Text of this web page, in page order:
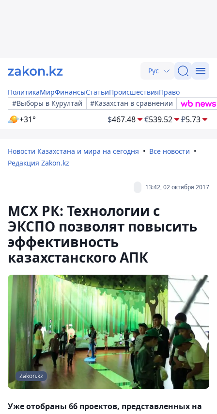
Рус
ПолитикаМирФинансыСтатьиПроисшествияПраво
#Выборы в Курултай
#Казахстан в сравнении
+31° $467.48 €539.52 ₽5.73
Новости Казахстана и мира на сегодня
Все новости
Редакция Zakon.kz
13:42, 02 октября 2017
МСХ РК: Технологии с
ЭКСПО позволят повысить
эффективность
казахстанского АПК
Zakon.kz
Уже отобраны 66 проектов, представленных на